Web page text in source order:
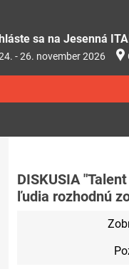
sa na Jesenná
- 26. november 2026
DISKUSIA
ľudia rozhodnú